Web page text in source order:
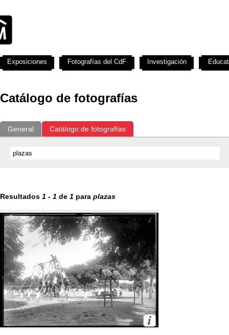
Catálogo de fotografías
General Catálogo de fotografías
Resultados 1 - 1 de 1 para plazas
Exposiciones Fotografías del CdF Investigación